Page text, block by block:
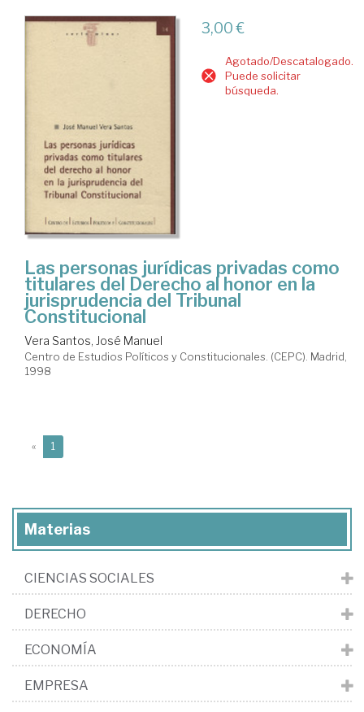
3,00 €
Agotado/Descatalogado.
Puede solicitar
búsqueda.
Las personas jurídicas privadas como
titulares del Derecho al honor en la
jurisprudencia del Tribunal
Constitucional
Vera Santos, José Manuel
Centro de Estudios Políticos y Constitucionales. (CEPC). Madrid,
1998
« 1
Materias
CIENCIAS SOCIALES
DERECHO
ECONOMÍA
EMPRESA